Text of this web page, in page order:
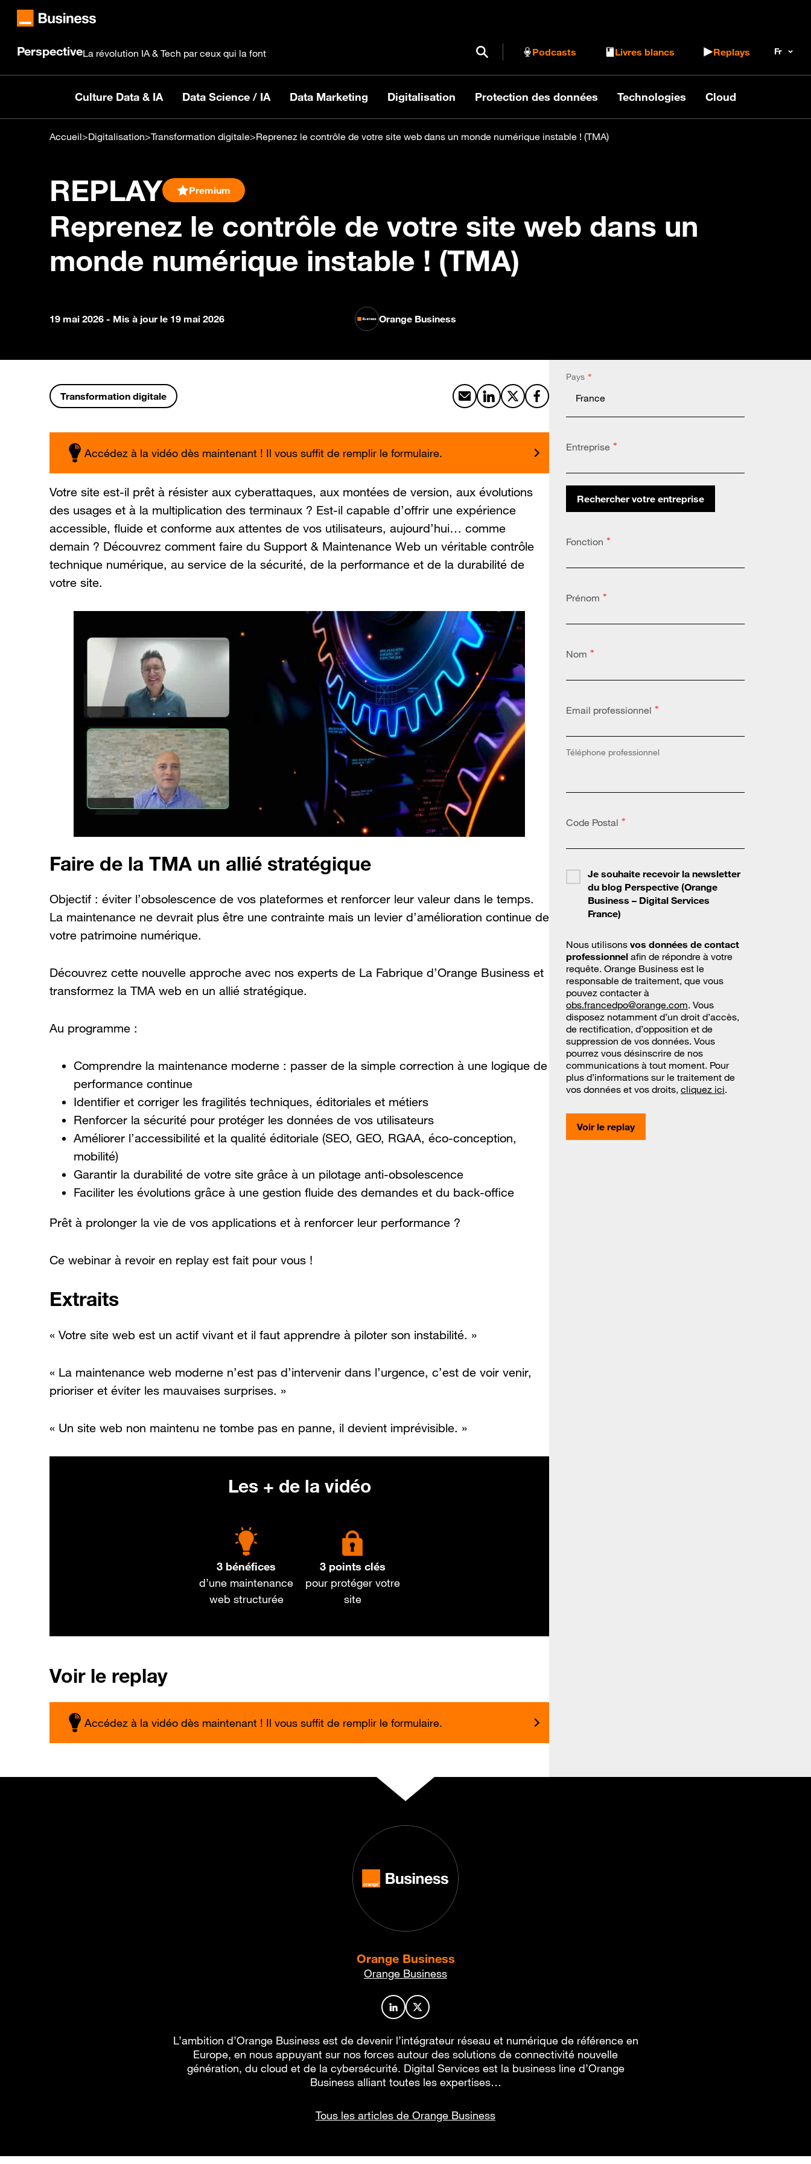
PerspectiveLa révolution IA & Tech par ceux qui la font Ouvrir / Fermer le formulaire de recherche
Podcasts Livres blancs Replays
Culture Data & IA Data Science / IA Data Marketing Digitalisation Protection des données Technologies Cloud
Accueil>Digitalisation>Transformation digitale>Reprenez le contrôle de votre site web dans un monde numérique instable ! (TMA)
REPLAY Premium
Reprenez le contrôle de votre site web dans un
monde numérique instable ! (TMA)
19 mai 2026 - Mis à jour le 19 mai 2026 Orange Business
Transformation digitale Partager par email
Partager sur LinkedIn
Partager sur X
Partager sur Facebook
Accédez à la vidéo dès maintenant ! Il vous suffit de remplir le formulaire.
Votre site est-il prêt à résister aux cyberattaques, aux montées de version, aux évolutions
des usages et à la multiplication des terminaux ? Est-il capable d’offrir une expérience
accessible, fluide et conforme aux attentes de vos utilisateurs, aujourd’hui… comme
demain ? Découvrez comment faire du Support & Maintenance Web un véritable contrôle
technique numérique, au service de la sécurité, de la performance et de la durabilité de
votre site.
Faire de la TMA un allié stratégique
Objectif : éviter l’obsolescence de vos plateformes et renforcer leur valeur dans le temps.
La maintenance ne devrait plus être une contrainte mais un levier d’amélioration continue de
votre patrimoine numérique.
Découvrez cette nouvelle approche avec nos experts de La Fabrique d’Orange Business et
transformez la TMA web en un allié stratégique.
Au programme :
Comprendre la maintenance moderne : passer de la simple correction à une logique de
performance continue
Identifier et corriger les fragilités techniques, éditoriales et métiers
Renforcer la sécurité pour protéger les données de vos utilisateurs
Améliorer l’accessibilité et la qualité éditoriale (SEO, GEO, RGAA, éco-conception,
mobilité)
Garantir la durabilité de votre site grâce à un pilotage anti-obsolescence
Faciliter les évolutions grâce à une gestion fluide des demandes et du back-office
Prêt à prolonger la vie de vos applications et à renforcer leur performance ?
Ce webinar à revoir en replay est fait pour vous !
Extraits
« Votre site web est un actif vivant et il faut apprendre à piloter son instabilité. »
« La maintenance web moderne n’est pas d’intervenir dans l’urgence, c’est de voir venir,
prioriser et éviter les mauvaises surprises. »
« Un site web non maintenu ne tombe pas en panne, il devient imprévisible. »
Les + de la vidéo
3 bénéfices
d’une maintenance
web structurée
3 points clés
pour protéger votre
site
Voir le replay
Accédez à la vidéo dès maintenant ! Il vous suffit de remplir le formulaire.
*
Pays
*
Entreprise
Rechercher votre entreprise
*
Fonction
*
Prénom
*
Nom
*
Email professionnel
Téléphone professionnel
*
Code Postal
Je souhaite recevoir la newsletter
du blog Perspective (Orange
Business – Digital Services
France)
Nous utilisons vos données de contact
professionnel afin de répondre à votre
requête. Orange Business est le
responsable de traitement, que vous
pouvez contacter à
obs.francedpo@orange.com. Vous
disposez notamment d’un droit d’accès,
de rectification, d’opposition et de
suppression de vos données. Vous
pourrez vous désinscrire de nos
communications à tout moment. Pour
plus d’informations sur le traitement de
vos données et vos droits, cliquez ici.
Voir le replay
Orange Business
Orange Business
Profil de l’auteur sur LinkedIn
Profil de l’auteur sur X
L’ambition d’Orange Business est de devenir l’intégrateur réseau et numérique de référence en
Europe, en nous appuyant sur nos forces autour des solutions de connectivité nouvelle
génération, du cloud et de la cybersécurité. Digital Services est la business line d’Orange
Business alliant toutes les expertises…
Tous les articles de Orange Business